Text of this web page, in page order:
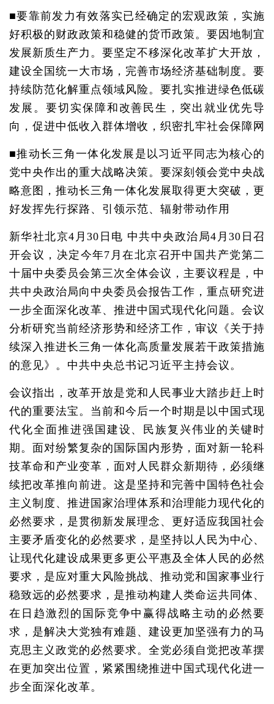
■要靠前发力有效落实已经确定的宏观政策，实施
好积极的财政政策和稳健的货币政策。要因地制宜
发展新质生产力。要坚定不移深化改革扩大开放，
建设全国统一大市场，完善市场经济基础制度。要
持续防范化解重点领域风险。要扎实推进绿色低碳
发展。要切实保障和改善民生，突出就业优先导
向，促进中低收入群体增收，织密扎牢社会保障网
■推动长三角一体化发展是以习近平同志为核心的
党中央作出的重大战略决策。要深刻领会党中央战
略意图，推动长三角一体化发展取得更大突破，更
好发挥先行探路、引领示范、辐射带动作用
新华社北京4月30日电 中共中央政治局4月30日召
开会议，决定今年7月在北京召开中国共产党第二
十届中央委员会第三次全体会议，主要议程是，中
共中央政治局向中央委员会报告工作，重点研究进
一步全面深化改革、推进中国式现代化问题。会议
分析研究当前经济形势和经济工作，审议《关于持
续深入推进长三角一体化高质量发展若干政策措施
的意见》。中共中央总书记习近平主持会议。
会议指出，改革开放是党和人民事业大踏步赶上时
代的重要法宝。当前和今后一个时期是以中国式现
代化全面推进强国建设、民族复兴伟业的关键时
期。面对纷繁复杂的国际国内形势，面对新一轮科
技革命和产业变革，面对人民群众新期待，必须继
续把改革推向前进。这是坚持和完善中国特色社会
主义制度、推进国家治理体系和治理能力现代化的
必然要求，是贯彻新发展理念、更好适应我国社会
主要矛盾变化的必然要求，是坚持以人民为中心、
让现代化建设成果更多更公平惠及全体人民的必然
要求，是应对重大风险挑战、推动党和国家事业行
稳致远的必然要求，是推动构建人类命运共同体、
在日趋激烈的国际竞争中赢得战略主动的必然要
求，是解决大党独有难题、建设更加坚强有力的马
克思主义政党的必然要求。全党必须自觉把改革摆
在更加突出位置，紧紧围绕推进中国式现代化进一
步全面深化改革。